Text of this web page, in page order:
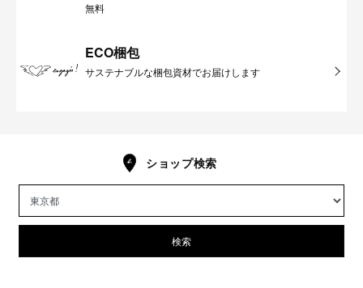
無料
ECO梱包
サステナブルな梱包資材でお届けします
ショップ検索
検索